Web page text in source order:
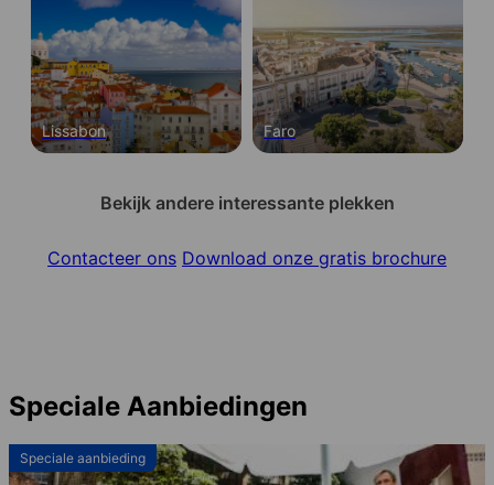
Lissabon Faro
Bekijk andere interessante plekken
Contacteer ons Download onze gratis brochure
Speciale Aanbiedingen
Speciale aanbieding